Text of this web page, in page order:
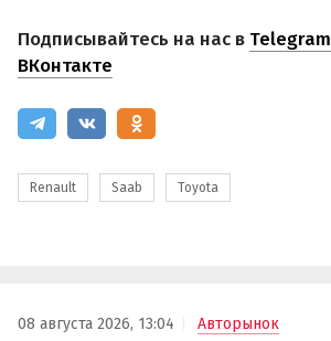
Подписывайтесь на нас в Telegram
ВКонтакте
Renault Saab Toyota
08 августа 2026, 13:04 Авторынок